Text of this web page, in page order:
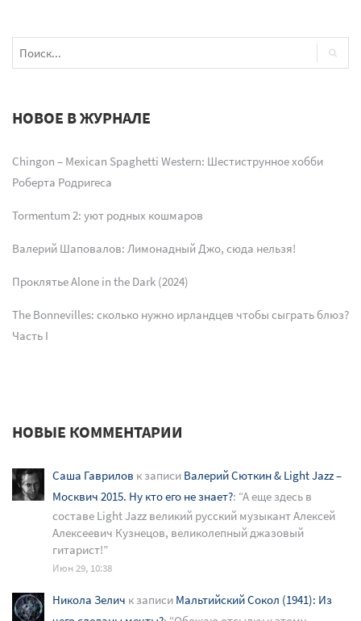
НОВОЕ В ЖУРНАЛЕ
Chingon – Mexican Spaghetti Western: Шестиструнное хобби
Роберта Родригеса
Tormentum 2: уют родных кошмаров
Валерий Шаповалов: Лимонадный Джо, сюда нельзя!
Проклятье Alone in the Dark (2024)
The Bonnevilles: сколько нужно ирландцев чтобы сыграть блюз?
Часть I
НОВЫЕ КОММЕНТАРИИ
Саша Гаврилов к записи Валерий Сюткин & Light Jazz –
Москвич 2015. Ну кто его не знает?: “А еще здесь в
составе Light Jazz великий русский музыкант Алексей
Алексеевич Кузнецов, великолепный джазовый
гитарист!”
Июн 29, 10:38
Никола Зелич к записи Мальтийский Сокол (1941): Из